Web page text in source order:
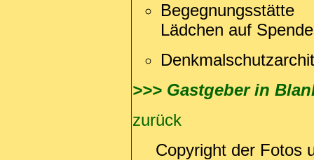
Lädchen auf
>>> Gastgeber in
zurück
Copyright der Fotos